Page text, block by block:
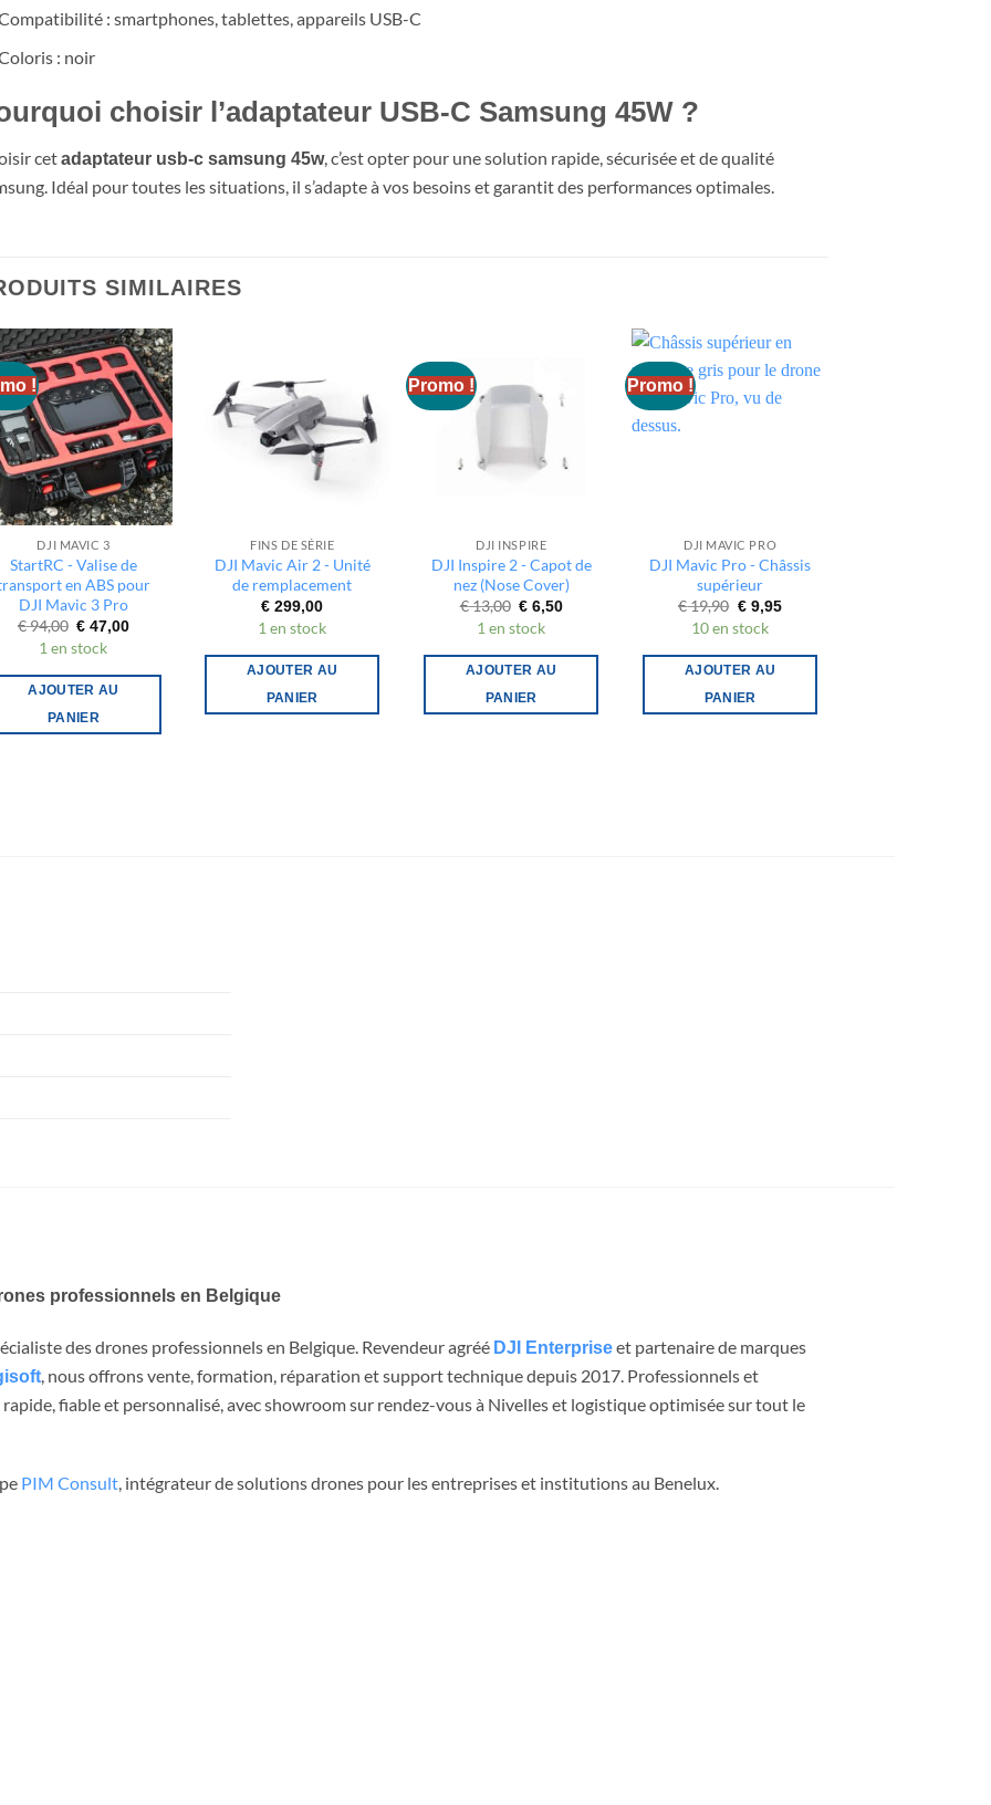
: smartphones, tablettes, appareils USB-C
: noir
choisir l’adaptateur USB-C Samsung 45W ?
cetadaptateur usb-c samsung 45w, c’est opter pour une solution rapide, sécurisée et de qualité
Idéal pour toutes les situations, il s’adapte à vos besoins et garantit des performances optimales.
SIMILAIRES
!
DJI MAVIC 3
StartRC - Valise de
en ABS pour
DJI Mavic 3 Pro
€94,00 Le
prix
initial
était :
€ 94,00.
€ 47,00Le
est :
1 en stock
AJOUTER AU
PANIER
FINS DE SÉRIE
DJI Mavic Air 2 - Unité
de remplacement
€ 299,00
1 en stock
AJOUTER AU
PANIER
Promo !
DJI INSPIRE
DJI Inspire 2 - Capot de
nez (Nose Cover)
€13,00 Le
prix
initial
était :
€ 13,00.
€6,50Le
est :
1 en stock
AJOUTER AU
PANIER
Promo !
DJI MAVIC PRO
DJI Mavic Pro - Châssis
supérieur
€19,90 Le
prix
initial
était :
€ 19,90.
€9,95Le
est :
10 en stock
AJOUTER AU
PANIER
professionnels en Belgique
des drones professionnels en Belgique. Revendeur agréé DJI Enterpriseet partenaire de marques
, nous offrons vente, formation, réparation et support technique depuis 2017. Professionnels et
fiable et personnalisé, avec showroom sur rendez-vous à Nivelles et logistique optimisée sur tout le
PIM Consult , intégrateur de solutions drones pour les entreprises et institutions au Benelux.